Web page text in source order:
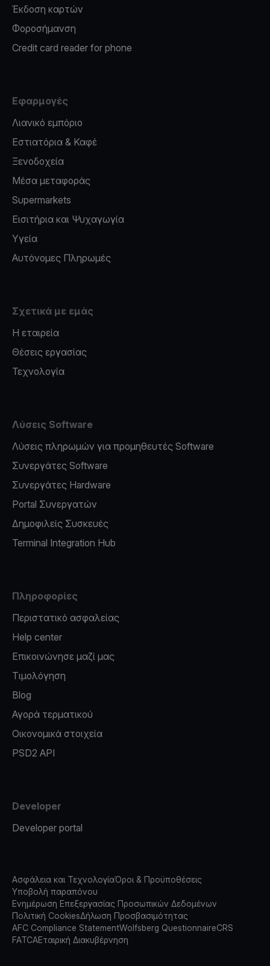
Έκδοση καρτών
Φοροσήμανση
Credit card reader for phone
Εφαρμογές
Λιανικό εμπόριο
Εστιατόρια & Καφέ
Ξενοδοχεία
Μέσα μεταφοράς
Supermarkets
Εισιτήρια και Ψυχαγωγία
Υγεία
Αυτόνομες Πληρωμές
Σχετικά με εμάς
Η εταιρεία
Θέσεις εργασίας
Τεχνολογία
Λύσεις Software
Λύσεις πληρωμών για προμηθευτές Software
Συνεργάτες Software
Συνεργάτες Hardware
Portal Συνεργατών
Δημοφιλείς Συσκευές
Terminal Integration Hub
Πληροφορίες
Περιστατικό ασφαλείας
Help center
Επικοινώνησε μαζί μας
Τιμολόγηση
Blog
Αγορά τερματικού
Οικονομικά στοιχεία
PSD2 API
Developer
Developer portal
Ασφάλεια και ΤεχνολογίαΌροι & Προϋποθέσεις
Υποβολή παραπόνου
Ενημέρωση Επεξεργασίας Προσωπικών Δεδομένων
Πολιτική CookiesΔήλωση Προσβασιμότητας
AFC Compliance StatementWolfsberg QuestionnaireCRS
FATCAΕταιρική Διακυβέρνηση